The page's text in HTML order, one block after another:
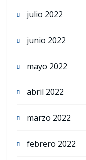
julio 2022
junio 2022
mayo 2022
abril 2022
marzo 2022
febrero 2022